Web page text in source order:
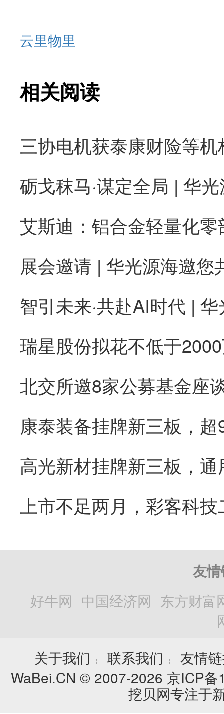
云里物里
相关阅读
砺戈秣马·谋定全局 | 华
康泰装备挂牌新三板，
友
好牛网 中国经济网 东方财富
关于我们
┊ 联系我们 ┊
友情
WaBei.CN © 2007-2026 京ICP
挖贝网专注于